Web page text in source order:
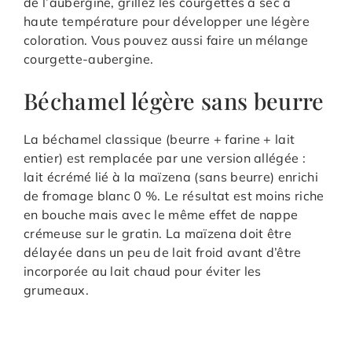
haute température pour développer une légère
coloration. Vous pouvez aussi faire un mélange
courgette-aubergine.
Béchamel légère sans beurre
La béchamel classique (beurre + farine + lait
entier) est remplacée par une version allégée :
lait écrémé lié à la maïzena (sans beurre) enrichi
de fromage blanc 0 %. Le résultat est moins riche
en bouche mais avec le même effet de nappe
crémeuse sur le gratin. La maïzena doit être
délayée dans un peu de lait froid avant d’être
incorporée au lait chaud pour éviter les
grumeaux.